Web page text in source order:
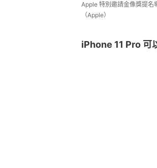
Apple 特別邀請金像獎提名
（Apple）
iPhone 11 Pro 可